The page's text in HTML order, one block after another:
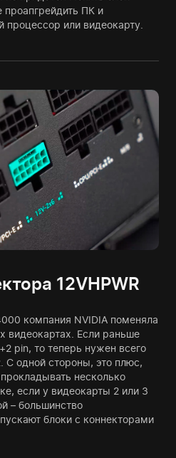
проапгрейдить ПК и
или видеокарту.
12VHPWR
компания NVIDIA поменяла
видеокартах. Если раньше
pin, то теперь нужен всего
С одной стороны, это плюс,
несколько
если у видеокарты 2 или 3
– большинство
блоки с коннекторами